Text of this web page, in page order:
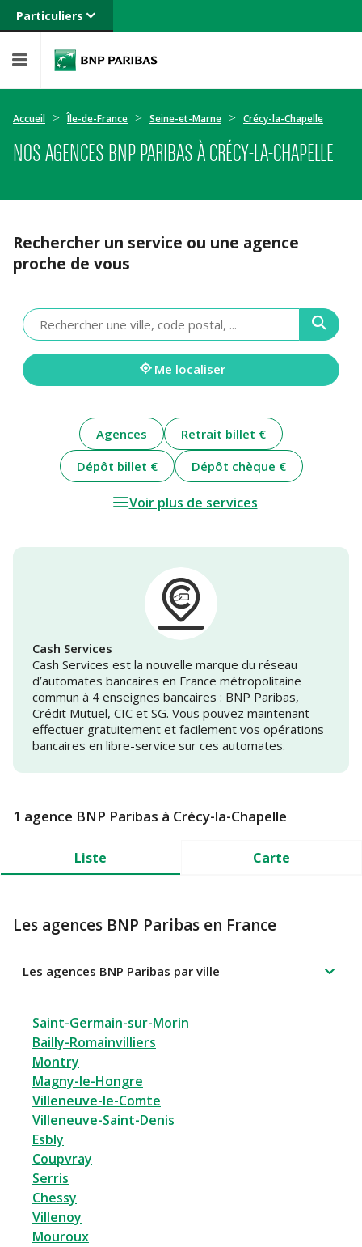
Particuliers
Banque privée
Entreprises
Accueil Île-de-France Seine-et-Marne Crécy-la-Chapelle
NOS AGENCES BNP PARIBAS À CRÉCY-LA-CHAPELLE
Rechercher un service ou une agence
proche de vous
Veuillez
renseigner
une
adresse
Me localiser
Agences
Retrait billet €
Dépôt billet €
Dépôt chèque €
Voir plus de services
Cash Services
Cash Services est la nouvelle marque du réseau
d’automates bancaires en France métropolitaine
commun à 4 enseignes bancaires : BNP Paribas,
Crédit Mutuel, CIC et SG. Vous pouvez maintenant
effectuer gratuitement et facilement vos opérations
bancaires en libre-service sur ces automates.
1 agence BNP Paribas à Crécy-la-Chapelle
Liste Carte
Les agences BNP Paribas en France
Les agences BNP Paribas par ville
Saint-Germain-sur-Morin
Bailly-Romainvilliers
Montry
Magny-le-Hongre
Villeneuve-le-Comte
Villeneuve-Saint-Denis
Esbly
Coupvray
Serris
Chessy
Villenoy
Mouroux